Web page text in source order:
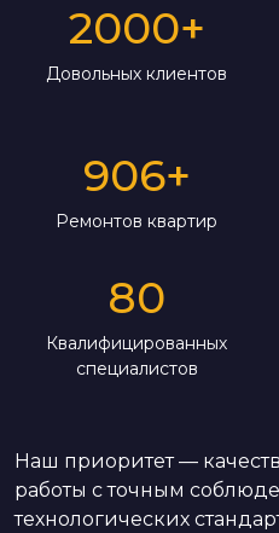
2000+
Довольных клиентов
906+
Ремонтов квартир
80
Квалифицированных
специалистов
Наш приоритет —
работы с точным
технологических